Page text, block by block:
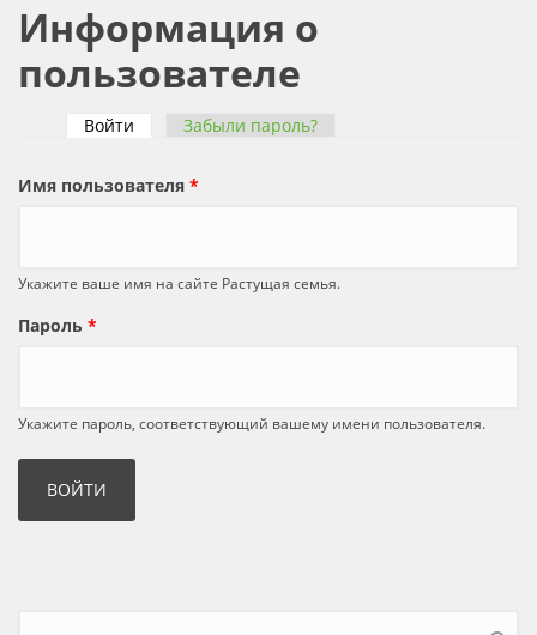
Информация о
пользователе
Войти (активная вкладка)
Забыли пароль?
Имя пользователя *
Укажите ваше имя на сайте Растущая семья.
Пароль *
Укажите пароль, соответствующий вашему имени пользователя.